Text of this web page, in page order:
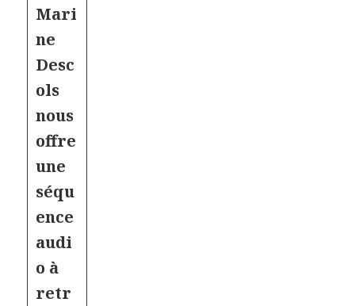
Mari
ne
Desc
ols
nous
offre
une
séqu
ence
audi
o à
retr